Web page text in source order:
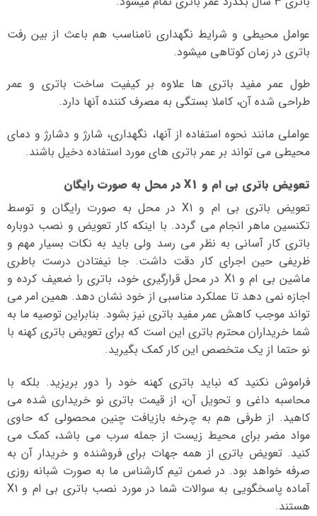
عوامل محیطی و شرایط نگهداری نامناسب هم باعث از بین رفت
باتری در زمان کوتاهی میشود.
طول عمر مفید باتری ها علاوه بر کیفیت ساخت باتری و عمر
طراحی شده آن، کاملا بستگی به مصرف کننده آنها دارد.
عواملی مانند نحوه استفاده از آنها، نگهداری، شارژ و دشارژ و دمای
محیطی می تواند بر عمر باتری های مورد استفاده دخیل باشند.
تعویض باتری بی ام و X1 در محل به صورت رایگان
تعویض باتری بی ام و X1 در محل به صورت رایگان و توسط
تکنسین ماهر انجام می گردد. با اینکه کار تعویض و نصب دوباره
باتری کار آسانی به نظر می رسد ولی باید به نکات بسیار مهم و
ظریفی حین اجرای کار دقت داشت. جا نیفتادن درست باطری
ماشین بی ام و X1 در محل قرارگیری خود، باتری را ضعیف کرده و
اجازه نمی دهد تا عملکرد مناسبی از خود نشان دهد. همین امر می
تواند موجب کاهش عمر مفید باتری نیز بشود. بنابراین توصیه ما به
شما خریداران محترم باتری این است که برای تعویض باتری کهنه با
نو حتما از یک متخصص این کار کمک بگیرید.
فراموش نکنید که نباید باتری کهنه خود را دور بریزید. بلکه با
محاسبه داغی و تحویل آن، از قیمت باتری نو خریداری شده می
کاهید. از طرفی هم به چرخه بازیافت چنین محصولی که حاوی
مواد مضر برای محیط زیست از جمله سرب می باشد، کمک می
کنید. تعویض باتری از همه جهات برای فروشنده و خریدار آن به
صرفه خواهد بود. در ضمن تیم کارشناس ما به صورت شبانه روزی
آماده پاسخگویی به سوالات شما در مورد نصب باتری بی ام و X1
هستند.